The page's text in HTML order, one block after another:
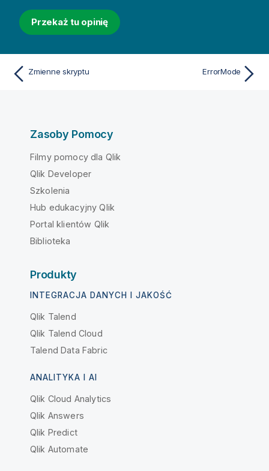
Przekaż tu opinię
Zmienne skryptu ErrorMode
Zasoby Pomocy
Filmy pomocy dla Qlik
Qlik Developer
Szkolenia
Hub edukacyjny Qlik
Portal klientów Qlik
Biblioteka
Produkty
INTEGRACJA DANYCH I JAKOŚĆ
Qlik Talend
Qlik Talend Cloud
Talend Data Fabric
ANALITYKA I AI
Qlik Cloud Analytics
Qlik Answers
Qlik Predict
Qlik Automate